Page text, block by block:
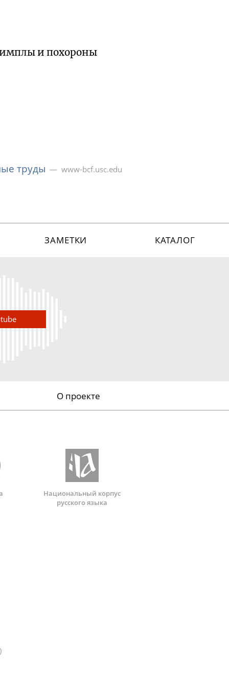
и похороны
труды www-bcf.usc.edu
ЗАМЕТКИ КАТАЛОГ
О проекте
Национальный корпус
русского языка